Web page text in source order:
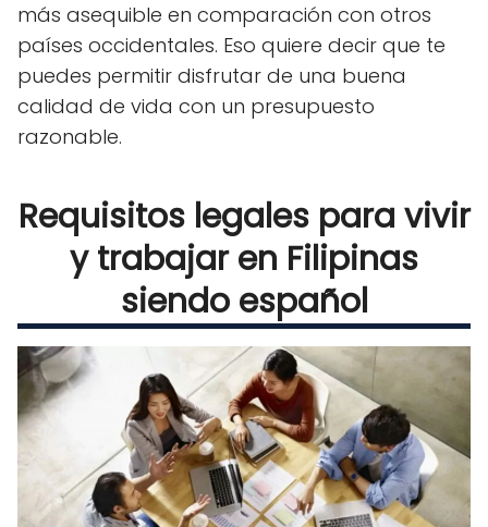
más asequible en comparación con otros
países occidentales. Eso quiere decir que te
puedes permitir disfrutar de una buena
calidad de vida con un presupuesto
razonable.
Requisitos legales para vivir
y trabajar en Filipinas
siendo español